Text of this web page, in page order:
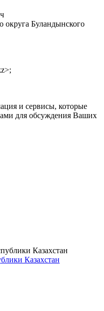
округа Буландынского
и сервисы, которые
для обсуждения Ваших
Казахстан